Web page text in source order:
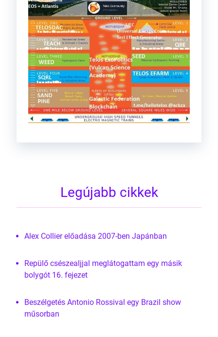
Legújabb cikkek
Alex Collier előadása 2007-ben Japánban
Repülő csészealjjal meglátogattam egy másik
bolygót 16. fejezet
Beszélgetés Antonio Rossival egy Brazil show
műsorban